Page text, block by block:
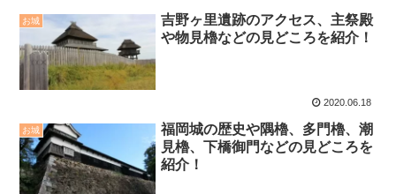
お城
吉野ヶ里遺跡のアクセス、主祭殿
や物見櫓などの見どころを紹介！
2020.06.18
お城
福岡城の歴史や隅櫓、多門櫓、潮
見櫓、下橋御門などの見どころを
紹介！